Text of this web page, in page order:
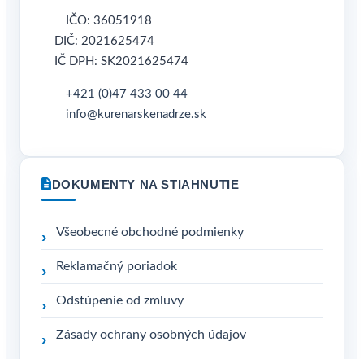
IČO: 36051918
DIČ: 2021625474
IČ DPH: SK2021625474
+421 (0)47 433 00 44
info@kurenarskenadrze.sk
DOKUMENTY NA STIAHNUTIE
Všeobecné obchodné podmienky
Reklamačný poriadok
Odstúpenie od zmluvy
Zásady ochrany osobných údajov